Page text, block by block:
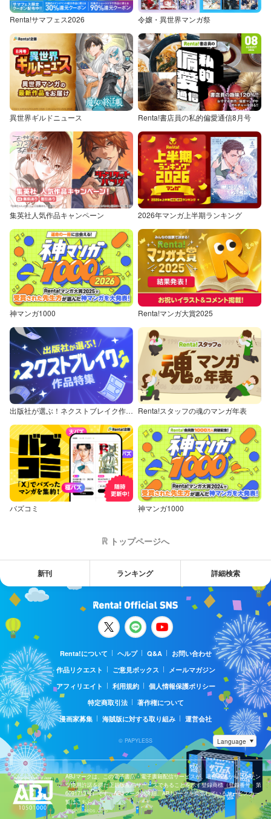
Renta!サマフェス2026 令嬢・異世界マンガ祭
異世界ギルドニュース Renta!書店員の私的偏愛通信8月号
集英社人気作品キャンペーン 2026年マンガ上半期ランキング
神マンガ1000 Renta!マンガ大賞2025
出版社が選ぶ！ネクストブレイク作品特集 Renta!スタッフの魂のマンガ年表
バズコミ 神マンガ1000
トップページへ
新刊 ランキング 詳細検索
Renta!について ヘルプ Q&A
お問い合わせ
作品リクエスト
ご意見ボックス
メールマガジン
アフィリエイト
利用規約
個人情報保護ポリシー
特定商取引法
著作権について
漫画家募集
海賊版に対する取り組み 運営会社
© PAPYLESS
ABJマークは、この電子書店・電子書籍配信サービスが、著作権者からコンテン
ツ使用許諾を得た正規版配信サービスであることを示す登録商標（登録番号 第
6091713号）です。ABJマークの詳細、ABJマークを掲示しているサービスの一
覧はこちら。
https://aebs.or.jp